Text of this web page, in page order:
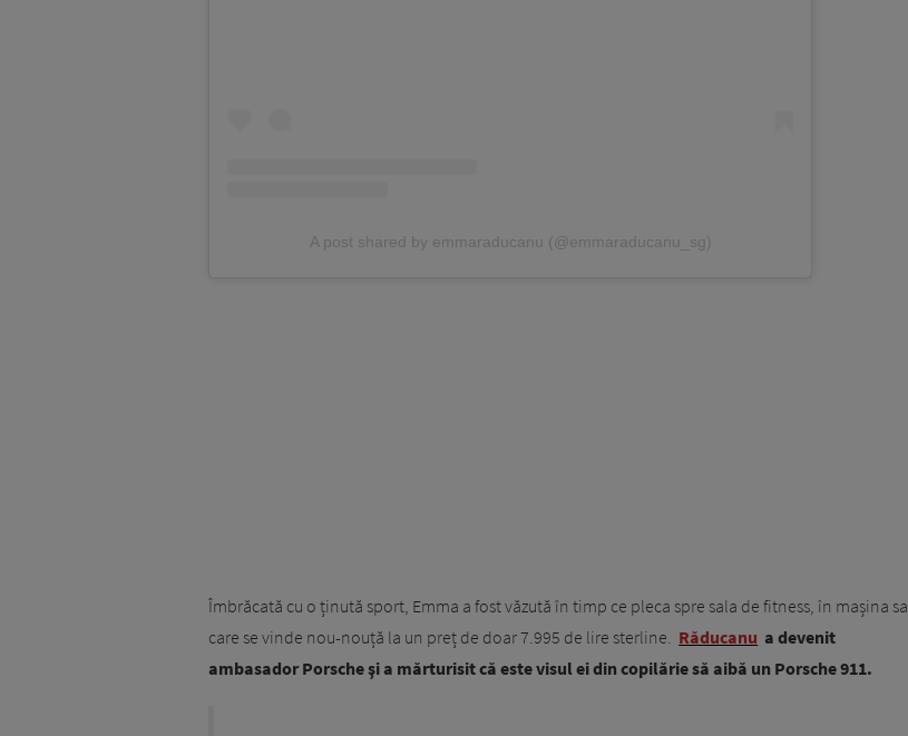
A post shared by emmaraducanu (@emmaraducanu_sg)
Îmbrăcată cu o ținută sport, Emma a fost văzută în timp ce pleca spre sala de fitness, în mașina sa
care se vinde nou-nouță la un preț de doar 7.995 de lire sterline. Răducanu a devenit
ambasador Porsche şi a mărturisit că este visul ei din copilărie să aibă un Porsche 911.